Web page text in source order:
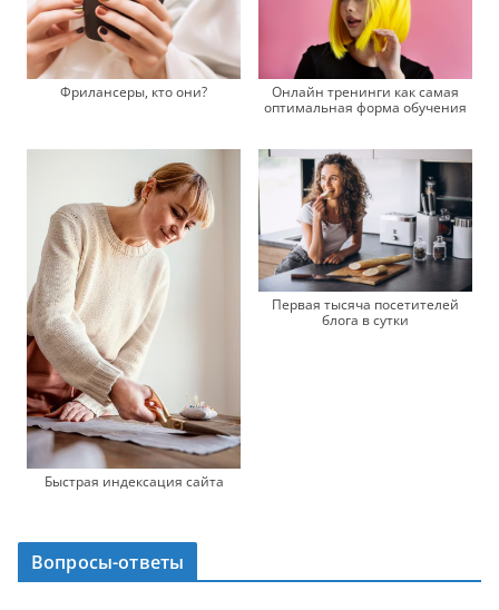
Фрилансеры, кто они?
Онлайн тренинги как самая
оптимальная форма обучения
Быстрая индексация сайта
Первая тысяча посетителей
блога в сутки
Вопросы-ответы